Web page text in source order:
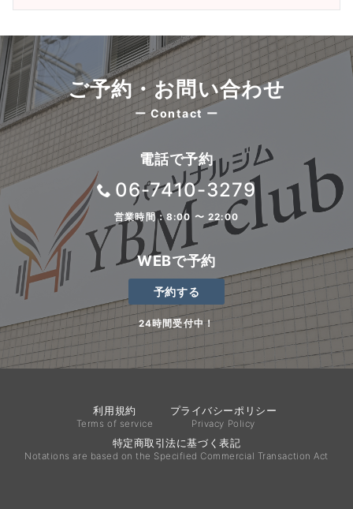
ご予約・お問い合わせ
ー Contact ー
電話で予約
06-7410-3279
営業時間：8:00 〜 22:00
WEBで予約
予約する
24時間受付中！
利用規約
Terms of service
プライバシーポリシー
Privacy Policy
特定商取引法に基づく表記
Notations are based on the Specified Commercial Transaction Act